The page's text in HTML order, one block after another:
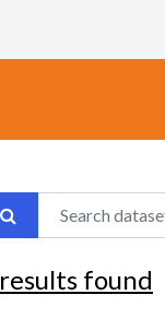
results found